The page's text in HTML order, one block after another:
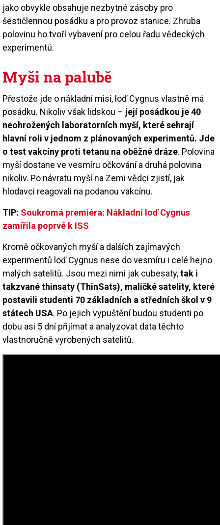
jako obvykle obsahuje nezbytné zásoby pro
šestičlennou posádku a pro provoz stanice. Zhruba
polovinu ho tvoří vybavení pro celou řadu vědeckých
experimentů.
Myši na palubě
Přestože jde o nákladní misi, loď Cygnus vlastně má
posádku. Nikoliv však lidskou – její posádkou je 40
neohrožených laboratorních myší, které sehrají
hlavní roli v jednom z plánovaných experimentů. Jde
o test vakcíny proti tetanu na oběžné dráze. Polovina
myší dostane ve vesmíru očkování a druhá polovina
nikoliv. Po návratu myší na Zemi vědci zjistí, jak
hlodavci reagovali na podanou vakcínu.
TIP: Soukromá premiéra: Nákladní loď Cygnus
zamířila poprvé k ISS
Kromě očkovaných myší a dalších zajímavých
experimentů loď Cygnus nese do vesmíru i celé hejno
malých satelitů. Jsou mezi nimi jak cubesaty,tak i
takzvané thinsaty (ThinSats), maličké satelity, které
postavili studenti 70 základních a středních škol v 9
státech USA. Po jejich vypuštění budou studenti po
dobu asi 5 dní přijímat a analyzovat data těchto
vlastnoručně vyrobených satelitů.